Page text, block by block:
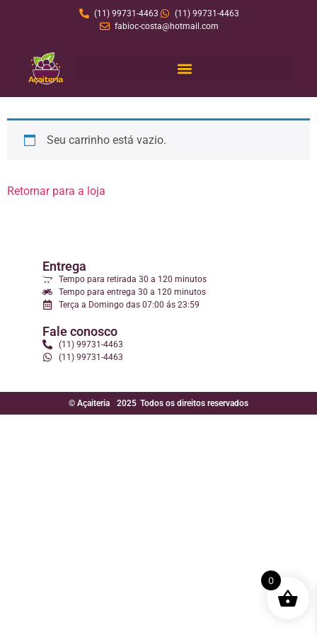
(11) 99731-4463
(11) 99731-4463
fabioc-costa@hotmail.com
Seu carrinho está vazio.
Retornar para a loja
Entrega
Tempo para retirada 30 a 120 minutos
Tempo para entrega 30 a 120 minutos
Terça a Domingo das 07:00 ás 23:59
Fale conosco
(11) 99731-4463
(11) 99731-4463
© Açaiteria 2025 Todos os direitos reservados
0